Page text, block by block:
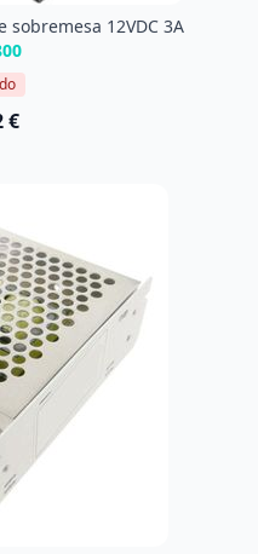
12VDC 3A
€